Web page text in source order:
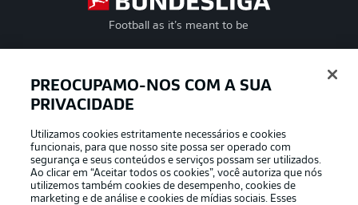
Football as it’s meant to be
APLICATIVO DA BUNDESLIGA
Oferecido por
PREOCUPAMO-NOS COM A SUA
PRIVACIDADE
Utilizamos cookies estritamente necessários e cookies
funcionais, para que nosso site possa ser operado com
segurança e seus conteúdos e serviços possam ser utilizados.
Ao clicar em “Aceitar todos os cookies”, você autoriza que nós
utilizemos também cookies de desempenho, cookies de
marketing e de análise e cookies de mídias sociais. Esses